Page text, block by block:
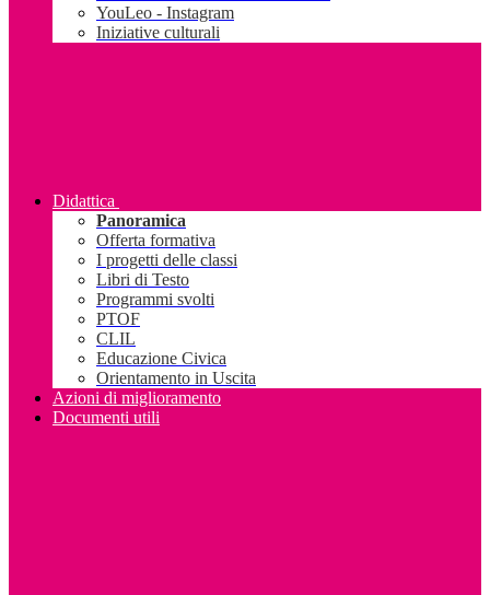
YouLeo - Instagram
Iniziative culturali
Didattica
Panoramica
Offerta formativa
I progetti delle classi
Libri di Testo
Programmi svolti
PTOF
CLIL
Educazione Civica
Orientamento in Uscita
Azioni di miglioramento
Documenti utili